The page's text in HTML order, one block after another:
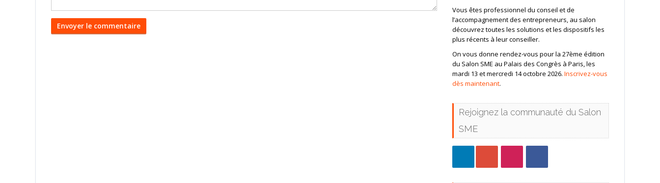
Vous êtes professionnel du conseil et de
l’accompagnement des entrepreneurs, au salon
découvrez toutes les solutions et les dispositifs les
plus récents à leur conseiller.
On vous donne rendez-vous pour la 27ème édition
du Salon SME au Palais des Congrès à Paris, les
mardi 13 et mercredi 14 octobre 2026.Inscrivez-vous
dès maintenant.
Rejoignez la communauté du Salon
SME